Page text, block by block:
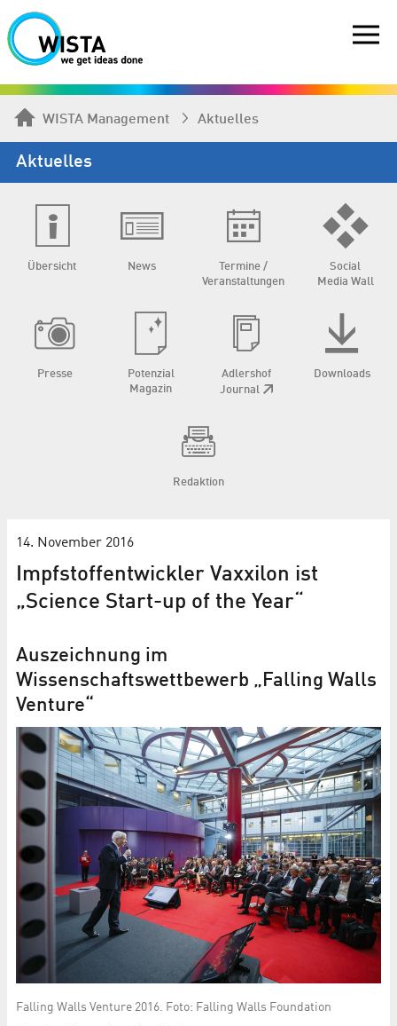
WISTA Management Aktuelles
Aktuelles
Übersicht News
Termine /
Veranstaltungen
Social
Media Wall
Presse
Potenzial
Magazin
Adlershof
Journal
Downloads
Redaktion
14. November 2016
Impfstoffentwickler Vaxxilon ist
„Science Start-up of the Year“
Auszeichnung im
Wissenschaftswettbewerb „Falling Walls
Venture“
Falling Walls Venture 2016. Foto: Falling Walls Foundation